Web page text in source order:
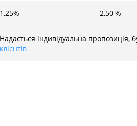
1,25% 2,50 %
Надається індивідуальна пропозиція,
клієнтів